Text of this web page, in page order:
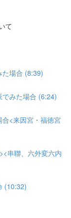
て
場合 (8:39)
みた場合 (6:24)
<来因宮・福徳宮
串聯、六外変六内
(10:32)